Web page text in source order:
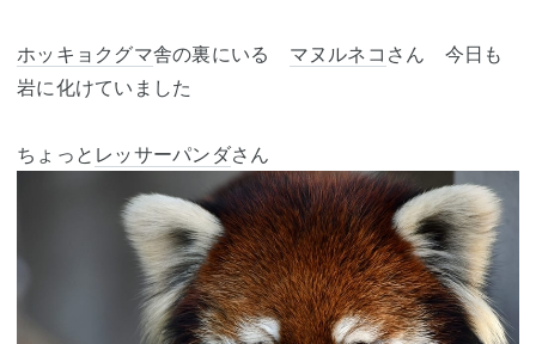
ホッキョクグマ舎の裏にいる マヌルネコ さん 今日も
岩に化けていました
ちょっと レッサーパンダさん